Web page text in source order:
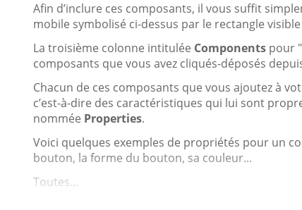
Afin d’inclure ces composants, il vous suffit
mobile symbolisé ci-dessus par le rectangle
La troisième colonne intitulée Components pour
composants que vous avez cliqués-déposés
Chacun de ces composants que vous ajoutez à
c’est-à-dire des caractéristiques qui lui sont
nommée Properties.
Voici quelques exemples de propriétés pour un
bouton, la forme du bouton, sa couleur...
Toutes...